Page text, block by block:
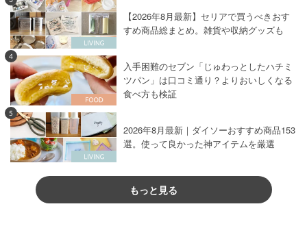
【2026年8月最新】セリアで買うべきおす
すめ商品総まとめ。雑貨や収納グッズも
4
入手困難のセブン「じゅわっとしたハチミ
ツパン」は口コミ通り？よりおいしくなる
食べ方も検証
5
2026年8月最新｜ダイソーおすすめ商品153
選。使って良かった神アイテムを厳選
もっと見る